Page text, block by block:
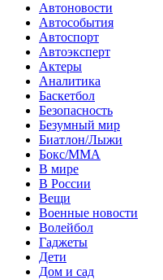
Автоновости
Автособытия
Автоспорт
Автоэксперт
Актеры
Аналитика
Баскетбол
Безопасность
Безумный мир
Биатлон/Лыжи
Бокс/MMA
В мире
В России
Вещи
Военные новости
Волейбол
Гаджеты
Дети
Дом и сад